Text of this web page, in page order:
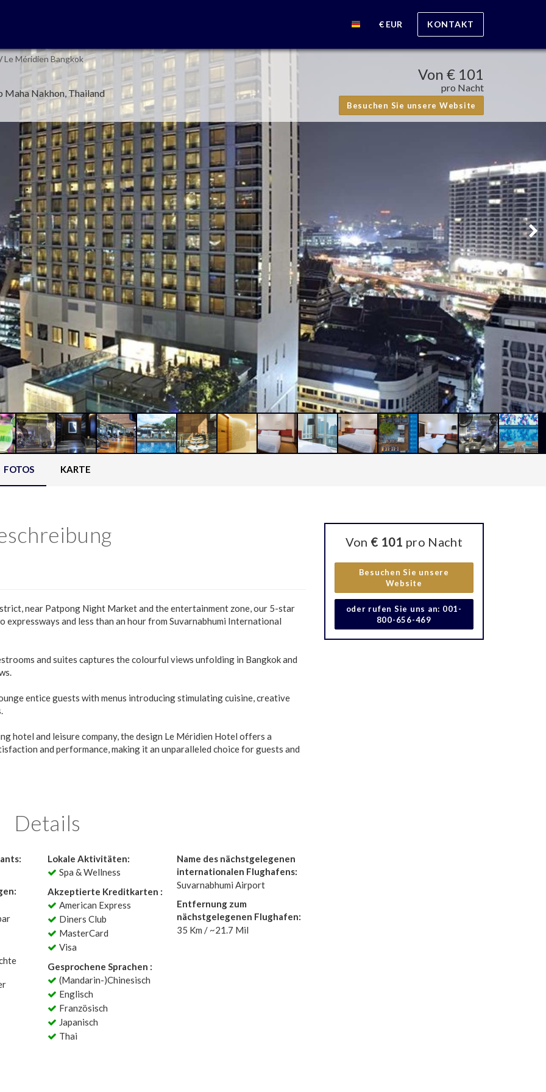
€ EUR KONTAKT
/Le Méridien Bangkok
Maha Nakhon, Thailand
Von € 101
pro Nacht
Besuchen Sie unsere Website
FOTOS KARTE
Von € 101 pro Nacht
Besuchen Sie unsere
Website
oder rufen Sie uns an: 001-
800-656-469
near Patpong Night Market and the entertainment zone, our 5-star
and less than an hour from Suvarnabhumi International
and suites captures the colourful views unfolding in Bangkok and
entice guests with menus introducing stimulating cuisine, creative
hotel and leisure company, the design Le Méridien Hotel offers a
and performance, making it an unparalleled choice for guests and
Details
Lokale Aktivitäten:
Spa & Wellness
Akzeptierte Kreditkarten :
American Express
Diners Club
MasterCard
Visa
Gesprochene Sprachen :
(Mandarin-)Chinesisch
Englisch
Französisch
Japanisch
Thai
Name des nächstgelegenen
internationalen Flughafens:
Suvarnabhumi Airport
Entfernung zum
nächstgelegenen Flughafen:
35 Km / ~21.7 Mil